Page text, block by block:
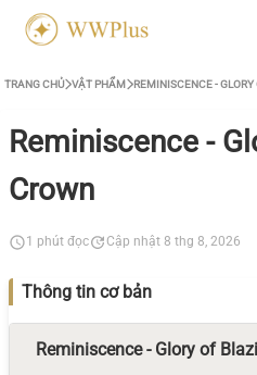
TRANG CHỦ VẬT PHẨM REMINISCENCE -
Reminiscence -
Crown
1 phút đọc Cập nhật 8 thg 8, 2026
Thông tin cơ bản
Reminiscence - Glory of